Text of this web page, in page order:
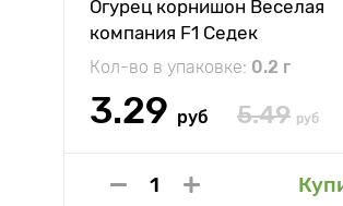
Огурец корнишон Веселая
компания F1 Седек
Кол-во в упаковке: 0.2 г
3.29 руб 5.49 руб